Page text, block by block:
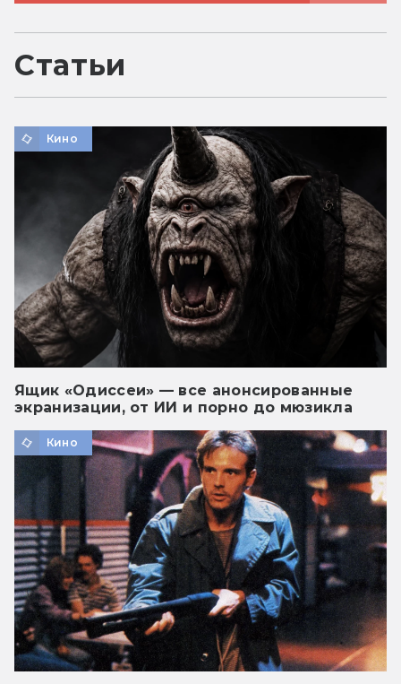
Статьи
Кино
Ящик «Одиссеи» — все анонсированные
экранизации, от ИИ и порно до мюзикла
Кино